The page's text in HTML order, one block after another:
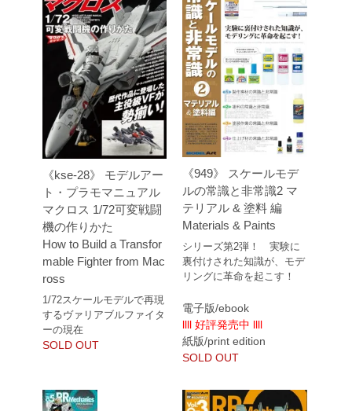
《kse-28》 モデルアー
ト・プラモマニュアル
マクロス 1/72可変戦闘
機の作りかた
How to Build a Transfor
mable Fighter from Mac
ross
1/72スケールモデルで再現
するヴァリアブルファイタ
ーの現在
SOLD OUT
《949》 スケールモデ
ルの常識と非常識2 マ
テリアル & 塗料 編
Materials & Paints
シリーズ第2弾！ 実験に
裏付けされた知識が、モデ
リングに革命を起こす！
電子版/ebook
llll 好評発売中 llll
紙版/print edition
SOLD OUT